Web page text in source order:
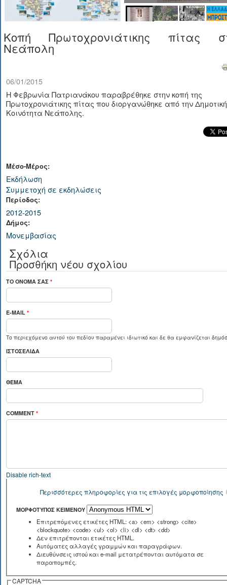
Κοπή Πρωτοχρονιάτικης πίτας
Νεάπολη
06/01/2015
Η Φεβρωνία Πατριανάκου παραβρέθηκε στην κοπή της
Πρωτοχρονιάτικης πίτας που διοργανώθηκε από την Δημοτική
Κοινότητα Νεάπολης.
Μέσο-Μέρος:
Εκδήλωση
Συμμετοχή σε εκδηλώσεις
Περίοδος:
2012-2015
Δήμος:
Μονεμβασίας
Σχόλια
Προσθήκη νέου σχολίου
ΤΟ ΌΝΟΜΆ ΣΑΣ *
E-MAIL *
Το περιεχόμενο αυτού του πεδίου παραμένει ιδιωτικό και δε θα εμφανίζεται
ΙΣΤΟΣΕΛΊΔΑ
ΘΈΜΑ
COMMENT *
Disable rich-text
Περισσότερες πληροφορίες για τις επιλογές μορφοποίησης
ΜΟΡΦΌΤΥΠΟΣ ΚΕΙΜΈΝΟΥ
Επιτρεπόμενες ετικέτες HTML: <a> <em> <strong> <cite>
<blockquote> <code> <ul> <ol> <li> <dl> <dt> <dd>
Δεν επιτρέπονται ετικέτες HTML.
Αυτόματες αλλαγές γραμμών και παραγράφων.
Διευθύνσεις ιστού και e-mail μετατρέπονται αυτόματα σε
παραπομπές.
CAPTCHA